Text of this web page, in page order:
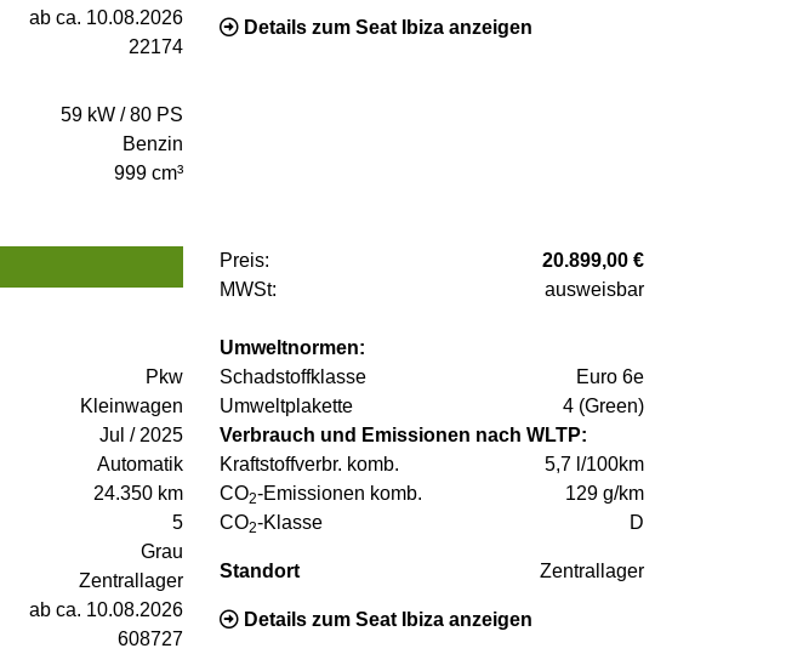
ab ca. 10.08.2026
22174
59 kW / 80 PS
Benzin
999 cm³
Details zum Seat Ibiza anzeigen
Preis:
20.899,00 €
MWSt:
ausweisbar
Pkw
Kleinwagen
Jul / 2025
Automatik
24.350 km
5
Grau
Zentrallager
ab ca. 10.08.2026
608727
Umweltnormen:
Schadstoffklasse
Euro 6e
Umweltplakette
4 (Green)
Verbrauch und Emissionen nach WLTP:
Kraftstoffverbr. komb.
5,7 l/100km
CO2-Emissionen komb.
129 g/km
CO2-Klasse D
Standort Zentrallager
Details zum Seat Ibiza anzeigen